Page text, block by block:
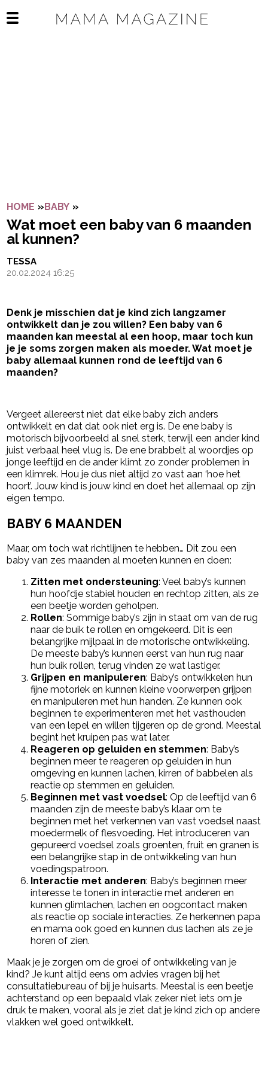
Open het mobiele menu
HOME »BABY »
Wat moet een baby van 6 maanden
al kunnen?
TESSA
20.02.2024 16:25
Denk je misschien dat je kind zich langzamer
ontwikkelt dan je zou willen? Een baby van 6
maanden kan meestal al een hoop, maar toch kun
je je soms zorgen maken als moeder. Wat moet je
baby allemaal kunnen rond de leeftijd van 6
maanden?
Vergeet allereerst niet dat elke baby zich anders
ontwikkelt en dat dat ook niet erg is. De ene baby is
motorisch bijvoorbeeld al snel sterk, terwijl een ander kind
juist verbaal heel vlug is. De ene brabbelt al woordjes op
jonge leeftijd en de ander klimt zo zonder problemen in
een klimrek. Hou je dus niet altijd zo vast aan ‘hoe het
hoort’. Jouw kind is jouw kind en doet het allemaal op zijn
eigen tempo.
BABY 6 MAANDEN
Maar, om toch wat richtlijnen te hebben… Dit zou een
baby van zes maanden al moeten kunnen en doen:
Zitten met ondersteuning: Veel baby’s kunnen
hun hoofdje stabiel houden en rechtop zitten, als ze
een beetje worden geholpen.
Rollen: Sommige baby’s zijn in staat om van de rug
naar de buik te rollen en omgekeerd. Dit is een
belangrijke mijlpaal in de motorische ontwikkeling.
De meeste baby’s kunnen eerst van hun rug naar
hun buik rollen, terug vinden ze wat lastiger.
Grijpen en manipuleren: Baby’s ontwikkelen hun
fijne motoriek en kunnen kleine voorwerpen grijpen
en manipuleren met hun handen. Ze kunnen ook
beginnen te experimenteren met het vasthouden
van een lepel en willen tijgeren op de grond. Meestal
begint het kruipen pas wat later.
Reageren op geluiden en stemmen: Baby’s
beginnen meer te reageren op geluiden in hun
omgeving en kunnen lachen, kirren of babbelen als
reactie op stemmen en geluiden.
Beginnen met vast voedsel: Op de leeftijd van 6
maanden zijn de meeste baby’s klaar om te
beginnen met het verkennen van vast voedsel naast
moedermelk of flesvoeding. Het introduceren van
gepureerd voedsel zoals groenten, fruit en granen is
een belangrijke stap in de ontwikkeling van hun
voedingspatroon.
Interactie met anderen: Baby’s beginnen meer
interesse te tonen in interactie met anderen en
kunnen glimlachen, lachen en oogcontact maken
als reactie op sociale interacties. Ze herkennen papa
en mama ook goed en kunnen dus lachen als ze je
horen of zien.
Maak je je zorgen om de groei of ontwikkeling van je
kind? Je kunt altijd eens om advies vragen bij het
consultatiebureau of bij je huisarts. Meestal is een beetje
achterstand op een bepaald vlak zeker niet iets om je
druk te maken, vooral als je ziet dat je kind zich op andere
vlakken wel goed ontwikkelt.